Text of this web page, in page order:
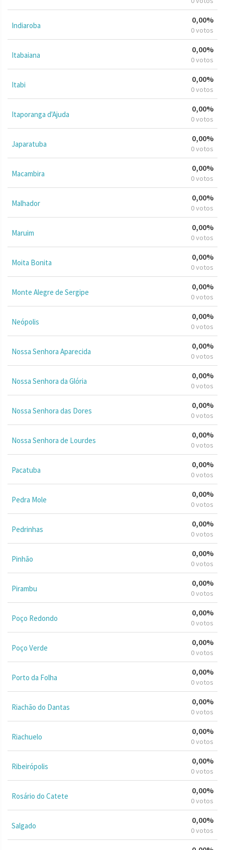
Indiaroba
0,00%
0 votos
Itabaiana
0,00%
0 votos
Itabi
0,00%
0 votos
Itaporanga d'Ajuda
0,00%
0 votos
Japaratuba
0,00%
0 votos
Macambira
0,00%
0 votos
Malhador
0,00%
0 votos
Maruim
0,00%
0 votos
Moita Bonita
0,00%
0 votos
Monte Alegre de Sergipe
0,00%
0 votos
Neópolis
0,00%
0 votos
Nossa Senhora Aparecida
0,00%
0 votos
Nossa Senhora da Glória
0,00%
0 votos
Nossa Senhora das Dores
0,00%
0 votos
Nossa Senhora de Lourdes
0,00%
0 votos
Pacatuba
0,00%
0 votos
Pedra Mole
0,00%
0 votos
Pedrinhas
0,00%
0 votos
Pinhão
0,00%
0 votos
Pirambu
0,00%
0 votos
Poço Redondo
0,00%
0 votos
Poço Verde
0,00%
0 votos
Porto da Folha
0,00%
0 votos
Riachão do Dantas
0,00%
0 votos
Riachuelo
0,00%
0 votos
Ribeirópolis
0,00%
0 votos
Rosário do Catete
0,00%
0 votos
Salgado
0,00%
0 votos